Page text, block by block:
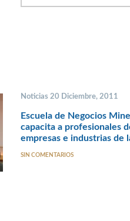
Noticias 20 Diciembre, 2011
Escuela de Negocios
capacita a profesionales
empresas e industrias de
SIN COMENTARIOS